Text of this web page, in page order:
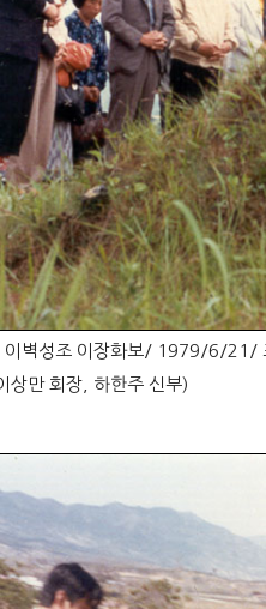
이벽성조 이장화보/ 1979/6/21/
상만 회장, 하한주 신부)